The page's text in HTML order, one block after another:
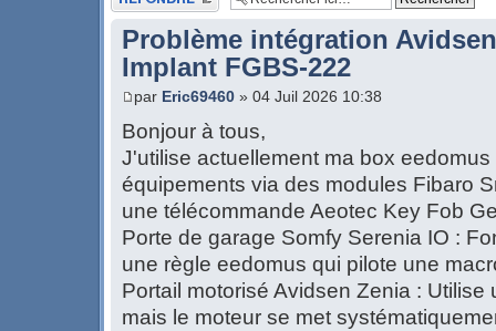
Problème intégration
Implant FGBS-222
par Eric69460 » 04 Juil 2026 10:38
Bonjour à tous,
J'utilise actuellement ma box
équipements via des modules Fibaro
une télécommande Aeotec Key Fob
Porte de garage Somfy Serenia IO :
une règle eedomus qui pilote une
Portail motorisé Avidsen Zenia : Utilise
mais le moteur se met